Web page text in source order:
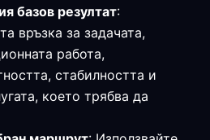
базов резултат:
връзка за задачата,
работа,
стабилността и
което трябва да